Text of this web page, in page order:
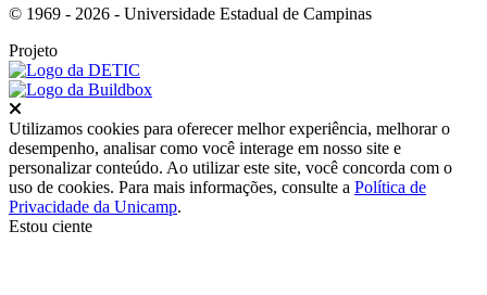
© 1969 - 2026 - Universidade Estadual de Campinas
Projeto
Utilizamos cookies para oferecer melhor experiência, melhorar o
desempenho, analisar como você interage em nosso site e
personalizar conteúdo. Ao utilizar este site, você concorda com o
uso de cookies. Para mais informações, consulte a Política de
Privacidade da Unicamp.
Estou ciente